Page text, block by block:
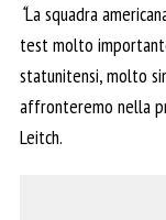
“La squadra
test molto
statunitensi, molto
affronteremo nella
Leitch.